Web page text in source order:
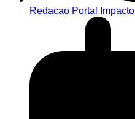
Redacao Portal Impacto